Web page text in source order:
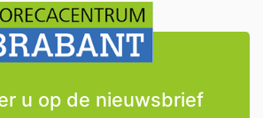
u op de nieuwsbrief